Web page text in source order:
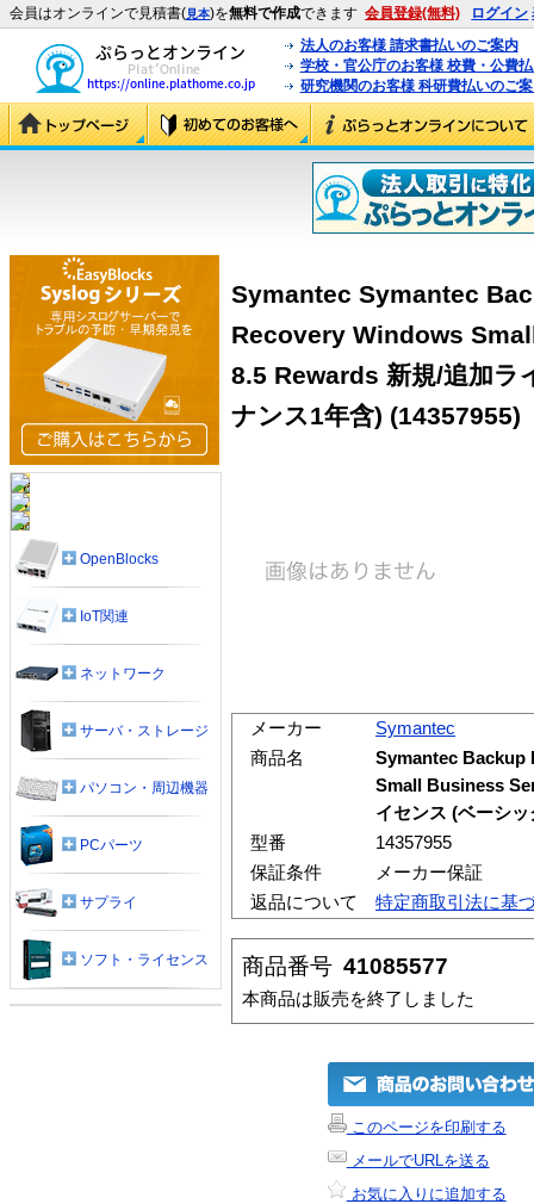
会員はオンラインで見積書(見本)を無料で作成できます 会員登録(無料) ログイン
法人のお客様 請求書払いのご案内
学校・官公庁のお客様 校費・公費
研究機関のお客様 科研費払いのご
Symantec Symantec
Recovery Windows
8.5 Rewards 新規/追加ラ
ナンス1年含) (14357955)
メーカー
Symantec
商品名
Symantec Backup
Small Business
イセンス (ベーシ
型番
14357955
保証条件
メーカー保証
返品について
特定商取引法に基
商品番号 41085577
本商品は販売を終了しました
このページを印刷する
メールでURLを送る
お気に入りに追加する
OpenBlocks
IoT関連
ネットワーク
サーバ・ストレージ
パソコン・周辺機器
PCパーツ
サプライ
ソフト・ライセンス